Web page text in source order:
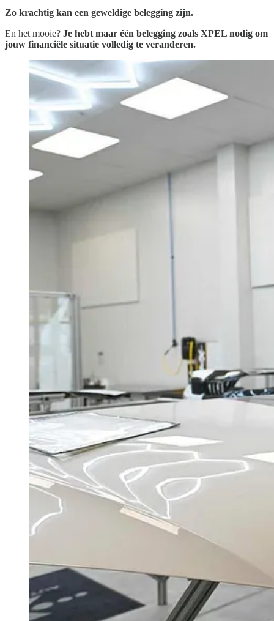
Zo krachtig kan een geweldige belegging zijn.
En het mooie? Je hebt maar één belegging zoals XPEL nodig om
jouw financiële situatie volledig te veranderen.